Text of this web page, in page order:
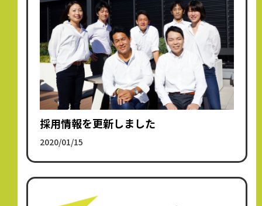
採用情報を更新しました
2020/01/15